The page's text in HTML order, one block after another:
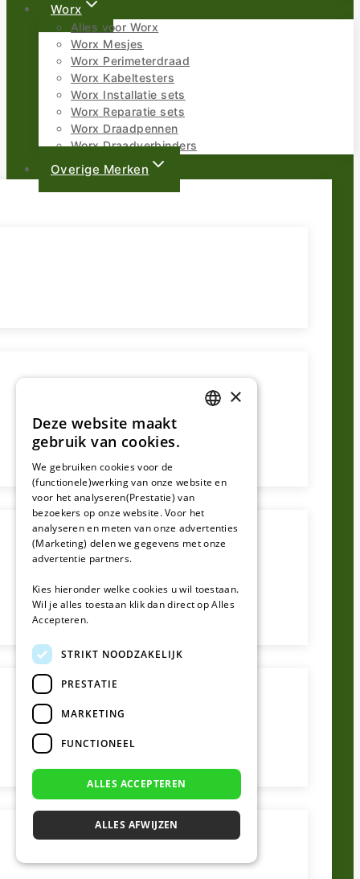
Worx
Alles voor Worx
Worx Mesjes
Worx Perimeterdraad
Worx Kabeltesters
Worx Installatie sets
Worx Reparatie sets
Worx Draadpennen
Worx Draadverbinders
Overige Merken
GERMAN
×
Deze website maakt
gebruik van cookies.
We gebruiken cookies voor de
(functionele)werking van onze website en
voor het analyseren(Prestatie) van
bezoekers op onze website. Voor het
analyseren en meten van onze advertenties
(Marketing) delen we gegevens met onze
advertentie partners.
Kies hieronder welke cookies u wil toestaan.
Wil je alles toestaan klik dan direct op Alles
Accepteren.
STRIKT NOODZAKELIJK
PRESTATIE
MARKETING
FUNCTIONEEL
ALLES ACCEPTEREN
ALLES AFWIJZEN